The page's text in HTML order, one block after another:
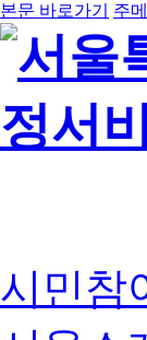
본문 바로가기 주
시민참